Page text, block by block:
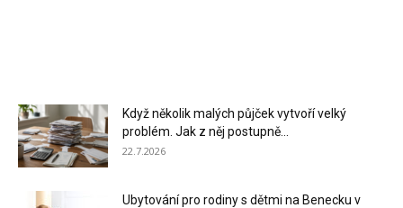
Když několik malých půjček vytvoří velký
problém. Jak z něj postupně...
22.7.2026
Ubytování pro rodiny s dětmi na Benecku v